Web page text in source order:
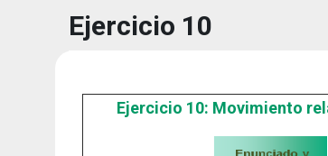
Ejercicio 10
Ejercicio 10: Movimiento